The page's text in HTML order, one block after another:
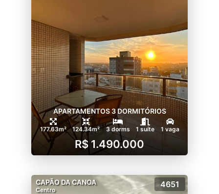
APARTAMENTOS 3 DORMITÓRIOS
177.63m² 124.34m² 3 dorms 1 suíte 1 vaga
R$ 1.490.000
CAPÃO DA CANOA
Centro
4651